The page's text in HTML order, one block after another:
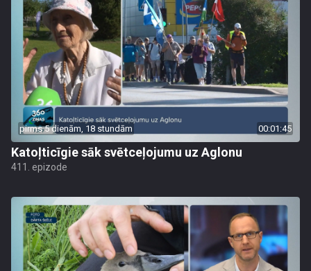
pirms 5 dienām, 18 stundām 00:01:45
Katoļticīgie sāk svētceļojumu uz Aglonu
411. epizode